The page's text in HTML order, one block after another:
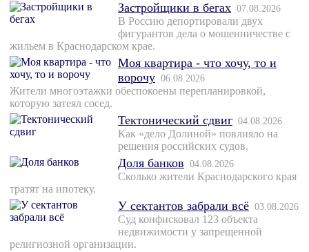
Застройщики в бегах 07.08.2026
В Россию депортировали двух
фигурантов дела о мошенничестве с
жильем в Краснодарском крае.
Моя квартира - что хочу, то и
ворочу 06.08.2026
Жители многоэтажки обеспокоены перепланировкой,
которую затеял сосед.
Тектонический сдвиг 04.08.2026
Как «дело Долиной» повлияло на
решения российских судов.
Доля банков 04.08.2026
Сколько жители Краснодарского края
тратят на ипотеку.
У сектантов забрали всё 03.08.2026
Суд конфисковал 123 объекта
недвижимости у запрещенной
религиозной организации.